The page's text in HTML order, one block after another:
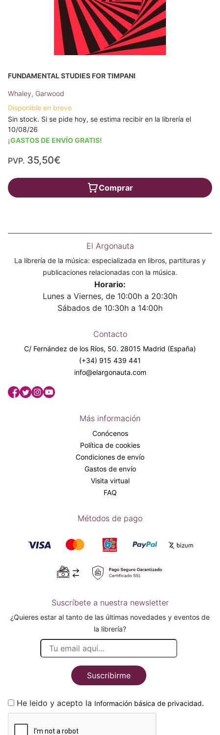
FUNDAMENTAL STUDIES FOR TIMPANI
Whaley, Garwood
Disponible en breve
Sin stock. Si se pide hoy, se estima recibir en la librería el
10/08/26
¡GASTOS DE ENVÍO GRATIS!
PVP. 35,50€
Comprar
El Argonauta
La librería de la música: especializada en libros, partituras y
publicaciones relacionadas con la música.
Horario:
Lunes a Viernes, de 10:00h a 20:30h
Sábados de 10:30h a 14:00h
Contacto
C/ Fernández de los Ríos, 50. 28015 Madrid (España)
(+34) 915 439 441
info@elargonauta.com
Más información
Conócenos
Política de cookies
Condiciones de envío
Gastos de envío
Visita virtual
FAQ
Métodos de pago
Suscríbete a nuestra newsletter
¿Quieres estar al tanto de las últimas novedades y eventos de
la librería?
Suscribirme
He leido y acepto la Información básica de privacidad.